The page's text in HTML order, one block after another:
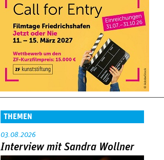
THEMEN
03.08.2026
Interview mit Sandra Wollner